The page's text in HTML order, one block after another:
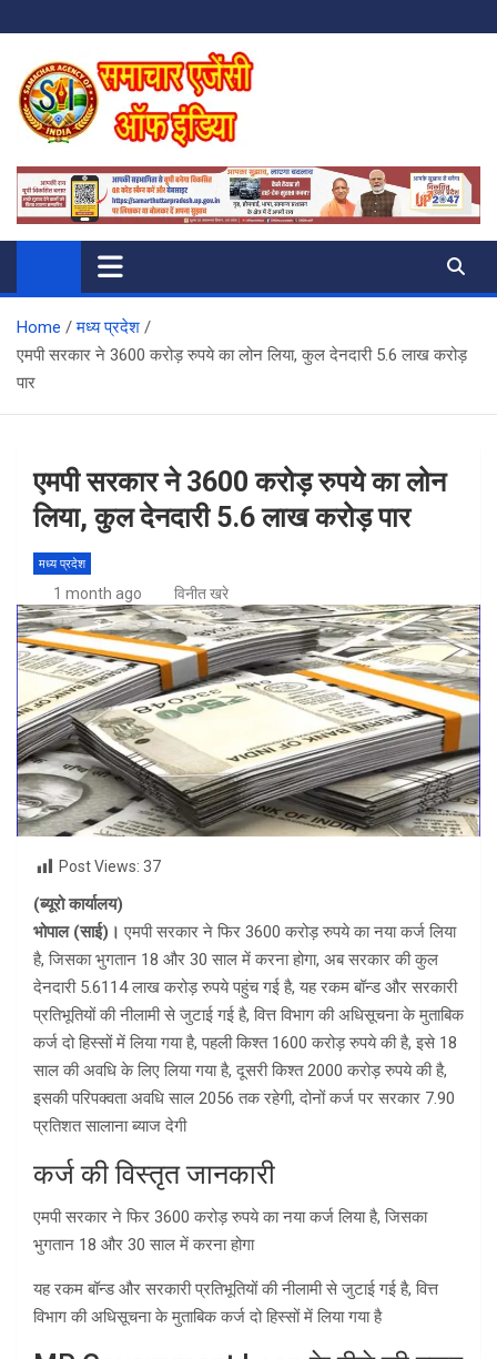
to
content
SAMACHAR AGENCY OF INDIA
My WordPress Blog
Home
मध्य प्रदेश
एमपी सरकार ने 3600 करोड़ रुपये का लोन लिया, कुल देनदारी 5.6 लाख करोड़
पार
एमपी सरकार ने 3600 करोड़ रुपये का लोन
लिया, कुल देनदारी 5.6 लाख करोड़ पार
मध्य प्रदेश
1 month ago विनीत खरे
Post Views: 37
(ब्यूरो कार्यालय)
भोपाल (साई)। एमपी सरकार ने फिर 3600 करोड़ रुपये का नया कर्ज लिया
है, जिसका भुगतान 18 और 30 साल में करना होगा, अब सरकार की कुल
देनदारी 5.6114 लाख करोड़ रुपये पहुंच गई है, यह रकम बॉन्ड और सरकारी
प्रतिभूतियों की नीलामी से जुटाई गई है, वित्त विभाग की अधिसूचना के मुताबिक
कर्ज दो हिस्सों में लिया गया है, पहली किश्त 1600 करोड़ रुपये की है, इसे 18
साल की अवधि के लिए लिया गया है, दूसरी किश्त 2000 करोड़ रुपये की है,
इसकी परिपक्वता अवधि साल 2056 तक रहेगी, दोनों कर्ज पर सरकार 7.90
प्रतिशत सालाना ब्याज देगी
कर्ज की विस्तृत जानकारी
एमपी सरकार ने फिर 3600 करोड़ रुपये का नया कर्ज लिया है, जिसका
भुगतान 18 और 30 साल में करना होगा
यह रकम बॉन्ड और सरकारी प्रतिभूतियों की नीलामी से जुटाई गई है, वित्त
विभाग की अधिसूचना के मुताबिक कर्ज दो हिस्सों में लिया गया है